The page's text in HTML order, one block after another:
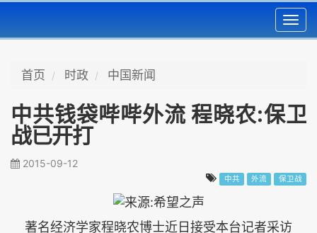
首页 时政 中国新闻
中共钱袋哔哔外流 程晓农:保卫
战已开打
2015-09-12
中共 外流 保卫战
著名经济学家程晓农博士近日接受本台记者采访